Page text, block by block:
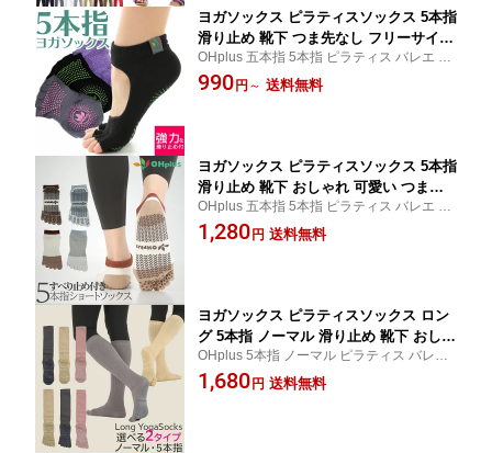
ヨガソックス ピラティスソックス 5本指
滑り止め 靴下 つま先なし フリーサイズ
ヨガ ヨガ用靴下 レディース くつした
くつ下 おしゃれ 指なし すべり止め ヨ
OHplus 五本指 5本指 ピラティス バレエ レ
ディース
990 円 ～ 送料無料
ヨガソックス ピラティスソックス 5本指
滑り止め 靴下 おしゃれ 可愛い つま先
あり 5本指ソックス フリーサイズ ヨガ
ヨガ用靴下 レディース ヨガグッズ つま
OHplus 五本指 5本指 ピラティス バレエ レ
ディース
1,280 円 送料無料
ヨガソックス ピラティスソックス ロン
グ 5本指 ノーマル 滑り止め 靴下 おしゃ
れ 可愛い つま先あり 5本指ソックス フ
リーサイズ ヨガ ヨガ用靴下 レディース
OHplus 5本指 ノーマル ピラティス バレエ
レディース
1,680 円 送料無料